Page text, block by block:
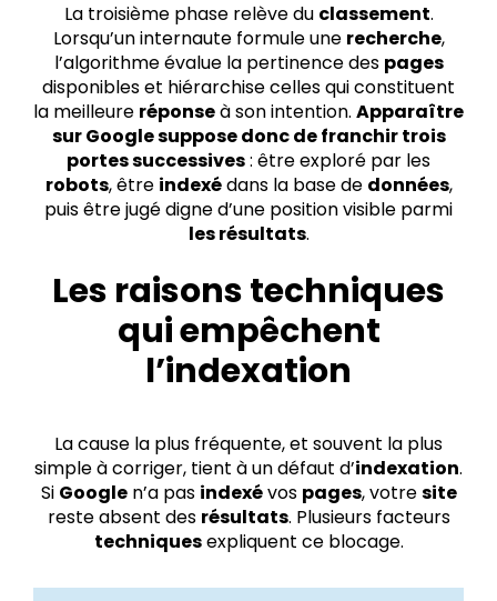
La troisième phase relève du classement.
Lorsqu’un internaute formule une recherche,
l’algorithme évalue la pertinence des pages
disponibles et hiérarchise celles qui constituent
la meilleure réponseà son intention. Apparaître
sur Google suppose donc de franchir trois
portes successives: être exploré par les
robots, être indexédans la base de données,
puis être jugé digne d’une position visible parmi
les résultats.
Les raisons techniques
qui empêchent
l’indexation
La cause la plus fréquente, et souvent la plus
simple à corriger, tient à un défaut d’indexation.
Si Googlen’a pas indexévos pages, votresite
reste absent des résultats. Plusieurs facteurs
techniquesexpliquent ce blocage.